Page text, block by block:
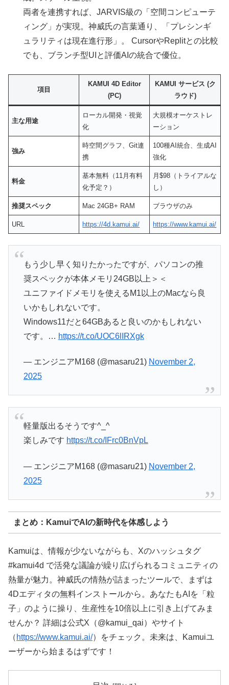
両者を連携すれば、JARVIS級の「空間コンピューテ
ィング」が実現。神威氏の言葉通り、「プレシンギ
ュラリティは現在進行形」。 CursorやReplitとの比較
でも、ブランチ型UIと評価AIの統合で優位。
項目
KAMUI 4D Editor
(PC)
KAMUI サービス (ク
ラウド)
主な用途
ローカル開発・視覚
化
大規模オーケストレ
ーション
強み
時空間グラフ、Git連
携
100種AI統合、生成AI
強化
料金
基本無料（11月有料
化予定？）
月$98（トライアルな
し）
推奨スペック Mac 24GB+ RAM ブラウザのみ
URL https://4d.kamui.ai/ https://www.kamui.ai/
もう少し早く知りたかったですが、パソコンの推
奨スペックが本体メモリ24GB以上＞＜
ユニファイドメモリを使えるM1以上のMacなら良
いかもしれないです。
Windows11だと64GBあると良いのかもしれない
です。… https://t.co/UOC6lIRXgk
— エンジニアM168 (@masaru21) November 2,
2025
軽量版出るそうです^_^
楽しみです https://t.co/IFrc0BnVpL
— エンジニアM168 (@masaru21) November 2,
2025
まとめ：KamuiでAIの新時代を体感しよう
Kamuiは、情報が少ないながらも、Xのハッシュタグ
#kamui4d で活発な議論が繰り広げられるコミュニティの
熱量が魅力。神威氏の情熱が詰まったツールで、まずは
4Dエディタの無料インストールから。あなたもAIを「粒
子」のように操り、生産性を10倍以上に引き上げてみま
せんか？ 詳細は公式X（@kamui_qai）やサイト
（ https://www.kamui.ai/）をチェック。未来は、Kamuiユ
ーザーから始まるはずです！